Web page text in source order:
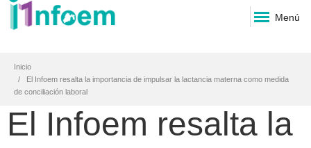
Menú
Inicio
El Infoem resalta la importancia de impulsar la lactancia materna como medida
de conciliación laboral
El Infoem resalta la